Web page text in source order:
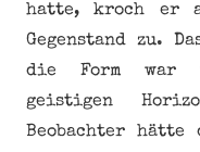
hatte, kroch er
Gegenstand zu.
die Form war
geistigen
Beobachter